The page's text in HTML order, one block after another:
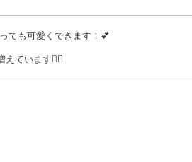
ても可愛くできます！💕
ています🙋‍♀️